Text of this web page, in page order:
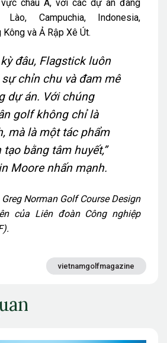
châu Á, với các dự án đang
Campuchia, Indonesia,
và Ả Rập Xê Út.
kỳ đâu, Flagstick luôn
chỉn chu và đam mê
dự án. Với chúng
golf không chỉ là
mà là một tác phẩm
bằng tâm huyết,”
Moore nhấn mạnh.
Norman Golf Course Design
của Liên đoàn Công nghiệp
vietnamgolfmagazine